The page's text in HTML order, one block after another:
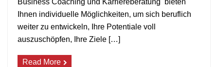
Business Coaching und Karriereberatung bieten
Ihnen individuelle Möglichkeiten, um sich beruflich
weiter zu entwickeln, Ihre Potentiale voll
auszuschöpfen, Ihre Ziele […]
Read More